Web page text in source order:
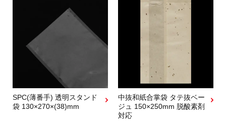
SPC(薄番手) 透明スタンド
袋 130×270×(38)mm
中抜和紙合掌袋 タテ抜ベー
ジュ 150×250mm 脱酸素剤
対応